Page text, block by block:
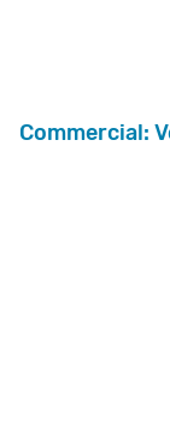
Commercial: